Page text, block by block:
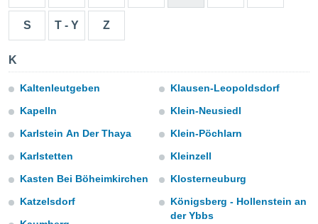
que se
calidad.
y
digital
permite
S T - Y Z
K
Kaltenleutgeben
Kapelln
Karlstein An Der Thaya
Karlstetten
Kasten Bei Böheimkirchen
Katzelsdorf
Klausen-Leopoldsdorf
Klein-Neusiedl
Klein-Pöchlarn
Kleinzell
Klosterneuburg
Königsberg - Hollenstein an
der Ybbs